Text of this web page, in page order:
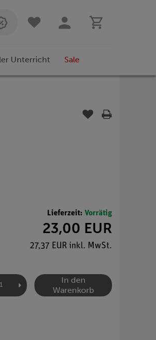
Unterricht Sale
Lieferzeit: Vorrätig
23,00 EUR
27,37 EUR inkl. MwSt.
In den
Warenkorb